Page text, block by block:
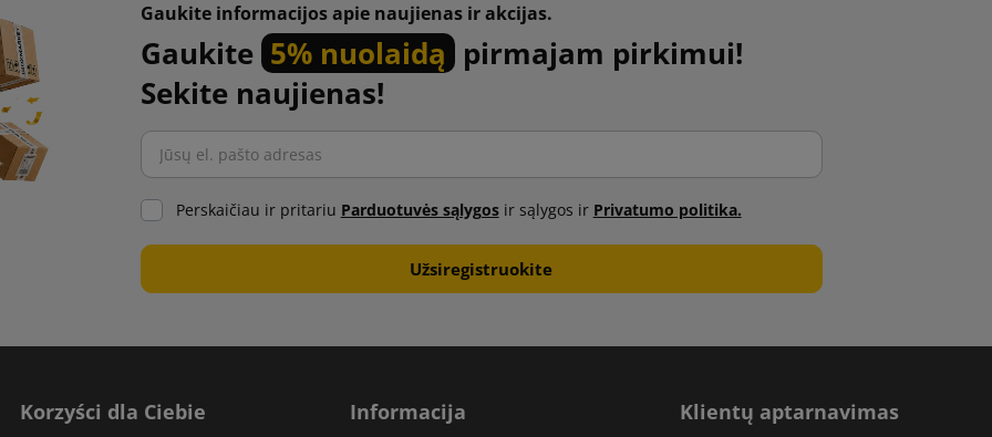
Gaukite informacijos apie naujienas ir akcijas.
Gaukite 5% nuolaidą pirmajam pirkimui!
Sekite naujienas!
Perskaičiau ir pritariu Parduotuvės sąlygosir sąlygos ir Privatumo politika.
Korzyści dla Ciebie Informacija Klientų aptarnavimas